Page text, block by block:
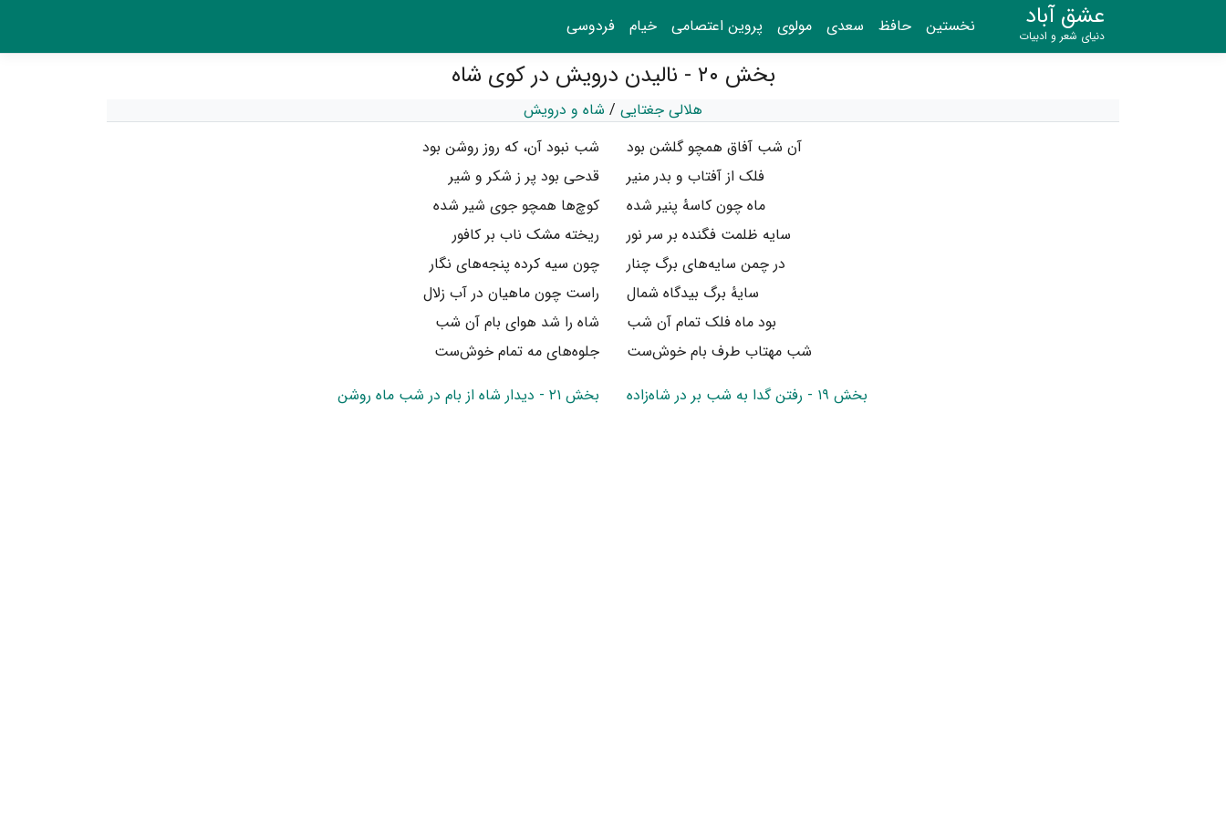
عشق آباد
دنیای شعر و ادبیات نخستین حافظ سعدی مولوی پروین اعتصامی خیام فردوسی
بخش ۲۰ - نالیدن درویش در کوی شاه
هلالی جغتایی / شاه و درویش
آن شب آفاق همچو گلشن بود
شب نبود آن، که روز روشن بود
فلک از آفتاب و بدر منیر
قدحی بود پر ز شکر و شیر
ماه چون کاسهٔ پنیر شده
کوچ‌ها همچو جوی شیر شده
سایه ظلمت فگنده بر سر نور
ریخته مشک ناب بر کافور
در چمن سایه‌های برگ چنار
چون سیه کرده پنجه‌های نگار
سایهٔ برگ بیدگاه شمال
راست چون ماهیان در آب زلال
بود ماه فلک تمام آن شب
شاه را شد هوای بام آن شب
شب مهتاب طرف بام خوش‌ست
جلوه‌های مه تمام خوش‌ست
بخش ۱۹ - رفتن گدا به شب بر در شاه‌زاده
بخش ۲۱ - دیدار شاه از بام در شب ماه روشن